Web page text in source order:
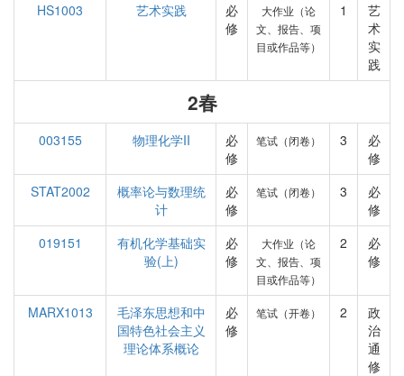
HS1003 艺术实践
必
修
大作业（论
文、报告、项
目或作品等）
1
艺
术
实
践
2春
003155 物理化学II
必
修
笔试（闭卷） 3
必
修
STAT2002
概率论与数理统
计
必
修
笔试（闭卷） 3
必
修
019151
有机化学基础实
验(上)
必
修
大作业（论
文、报告、项
目或作品等）
2
必
修
MARX1013
毛泽东思想和中
国特色社会主义
理论体系概论
必
修
笔试（开卷） 2
政
治
通
修